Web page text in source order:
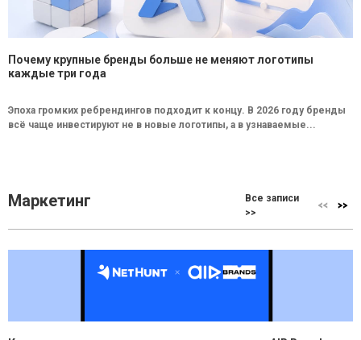
Почему крупные бренды больше не меняют логотипы
каждые три года
Эпоха громких ребрендингов подходит к концу. В 2026 году бренды
всё чаще инвестируют не в новые логотипы, а в узнаваемые...
Маркетинг
Все записи
>>